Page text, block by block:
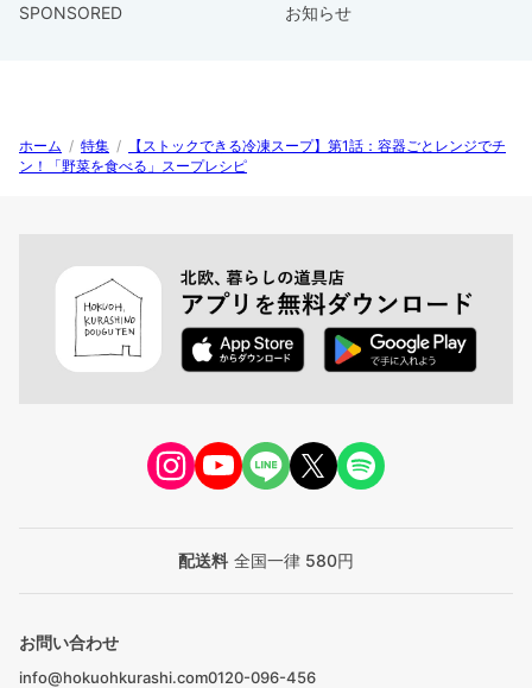
SPONSORED お知らせ
ホーム / 特集 /
【ストックできる冷凍スープ】第1話：容器ごとレンジでチ
ン！「野菜を食べる」スープレシピ
配送料 全国一律 580円
お問い合わせ
info@hokuohkurashi.com0120-096-456